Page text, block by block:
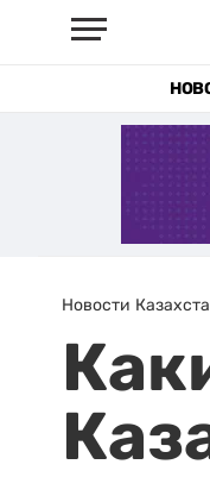
Новости